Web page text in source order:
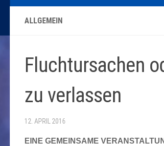
ALLGEMEIN
Fluchtursachen
zu verlassen
12. APRIL 2016
EINE GEMEINSAME